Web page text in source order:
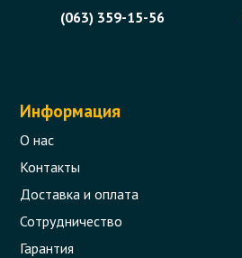
(063) 359-15-56
Информация
О нас
Контакты
Доставка и оплата
Сотрудничество
Гарантия